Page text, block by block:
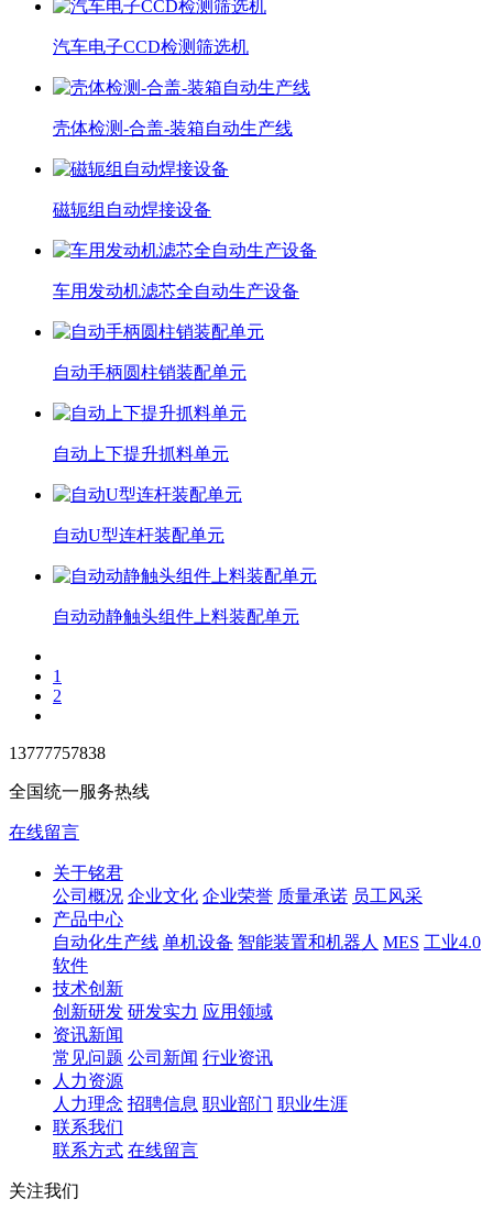
汽车电子CCD检测筛选机
壳体检测-合盖-装箱自动生产线
磁轭组自动焊接设备
车用发动机滤芯全自动生产设备
自动手柄圆柱销装配单元
自动上下提升抓料单元
自动U型连杆装配单元
自动动静触头组件上料装配单元
1
2
13777757838
全国统一服务热线
在线留言
关于铭君
公司概况 企业文化 企业荣誉 质量承诺 员工风采
产品中心
自动化生产线 单机设备 智能装置和机器人 MES 工业4.0
软件
技术创新
创新研发 研发实力 应用领域
资讯新闻
常见问题 公司新闻 行业资讯
人力资源
人力理念 招聘信息 职业部门 职业生涯
联系我们
联系方式 在线留言
关注我们